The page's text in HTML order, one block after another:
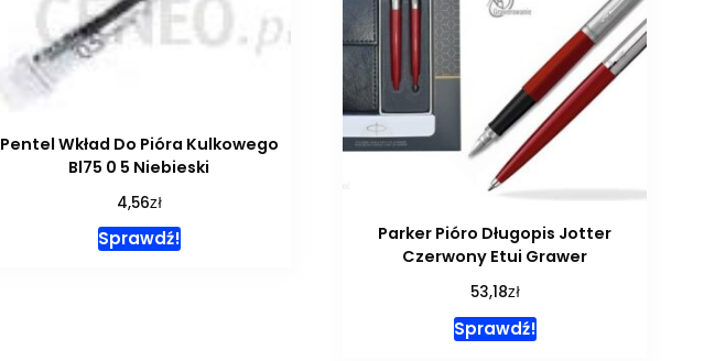
Pentel Wkład Do Pióra Kulkowego
Bl75 0 5 Niebieski
4,56zł
Sprawdź!
Parker Pióro Długopis Jotter
Czerwony Etui Grawer
53,18zł
Sprawdź!